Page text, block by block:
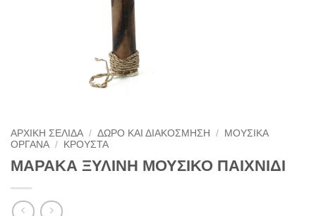
ΑΡΧΙΚΉ ΣΕΛΊΔΑ / ΔΏΡΟ ΚΑΙ ΔΙΑΚΌΣΜΗΣΗ /
ΜΟΥΣΙΚΆ
ΌΡΓΑΝΑ / ΚΡΟΥΣΤΑ
ΜΑΡΑΚΑ ΞΥΛΙΝΗ ΜΟΥΣΙΚΟ ΠΑΙΧΝΙΔΙ